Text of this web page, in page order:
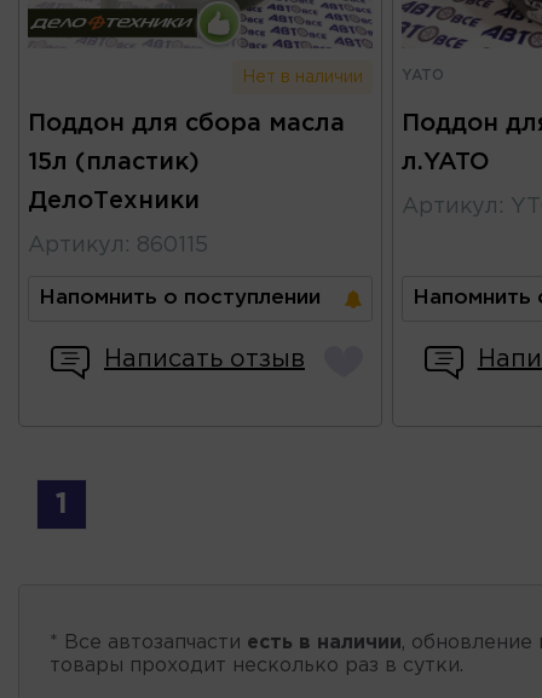
Нет в наличии
Поддон для сбора масла
15л (пластик)
ДелоТехники
Артикул : 860115
Напомнить о поступлении
Написать отзыв
YATO
Поддон
л.YATO
Артикул :
Напомнить
1
* Все автозапчасти есть в наличии, обновление
товары проходит несколько раз в сутки.